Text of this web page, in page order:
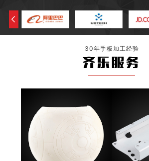
30年手板加工经验
齐乐服务